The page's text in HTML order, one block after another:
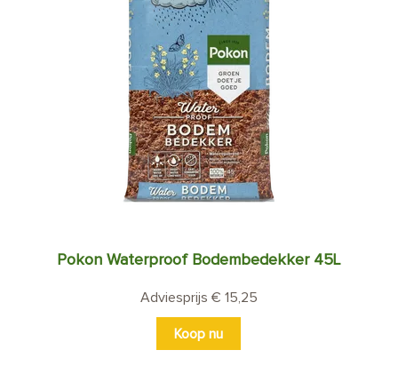
Pokon Waterproof Bodembedekker 45L
Adviesprijs € 15,25
Koop nu